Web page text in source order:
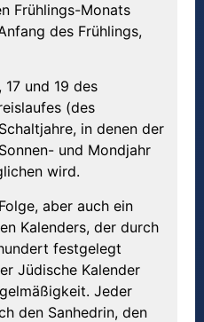
Frühlings-Monats
des Frühlings,
17 und 19 des
(des
in denen der
und Mondjahr
wird.
aber auch ein
Kalenders, der durch
festgelegt
Jüdische Kalender
Jeder
den Sanhedrin, den